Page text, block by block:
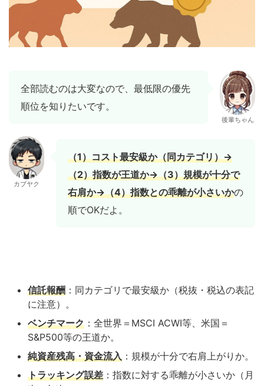
全部読むのは大変なので、最低限の優先
順位を知りたいです。
後輩ちゃん
カブヤク
（1）コスト最安級か（同カテゴリ）→
（2）指数が王道か→（3）規模が十分で
右肩か→（4）指数との乖離が小さいかの
順でOKだよ。
信託報酬 ：同カテゴリで最安級か（税抜・税込の表記
に注意）。
ベンチマーク ：全世界＝MSCI ACWI等、米国＝
S&P500等の王道か。
純資産残高・資金流入 ：規模が十分で右肩上がりか。
トラッキング誤差 ：指数に対する乖離が小さいか（月